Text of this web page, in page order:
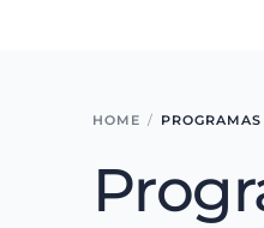
HOME PROGRAMAS